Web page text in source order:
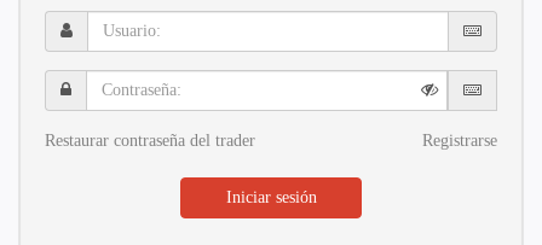
Usuario:
Contraseña:
Restaurar contraseña del trader Registrarse
Iniciar sesión